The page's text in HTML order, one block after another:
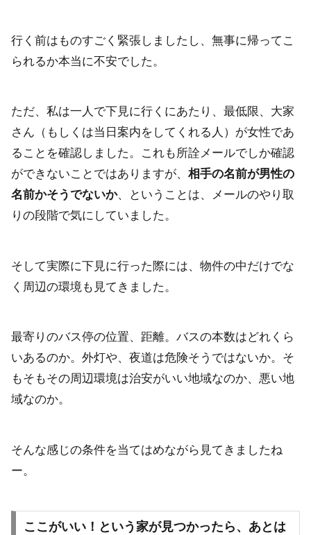
行く前はものすごく緊張しましたし、無事に帰ってこ
られるか本当に不安でした。
ただ、私は一人で下見に行くにあたり、最低限、大家
さん（もしくは当日案内をしてくれる人）が女性であ
ることを確認しました。これも所詮メールでしか確認
ができないことではありますが、 相手の名前が男性の
名前かそうでないか、ということは、メールのやり取
りの段階で気にしていました。
そして実際に下見に行った際には、物件の中だけでな
く周辺の環境も見てきました。
最寄りのバス停の位置、距離。バスの本数はどれくら
いあるのか。外灯や、夜道は危険そうではないか。そ
もそもその周辺環境は治安がいい地域なのか、悪い地
域なのか。
そんな感じの条件を当てはめながら見てきましたね
ー。
ここがいい！という家が見つかったら、あとは